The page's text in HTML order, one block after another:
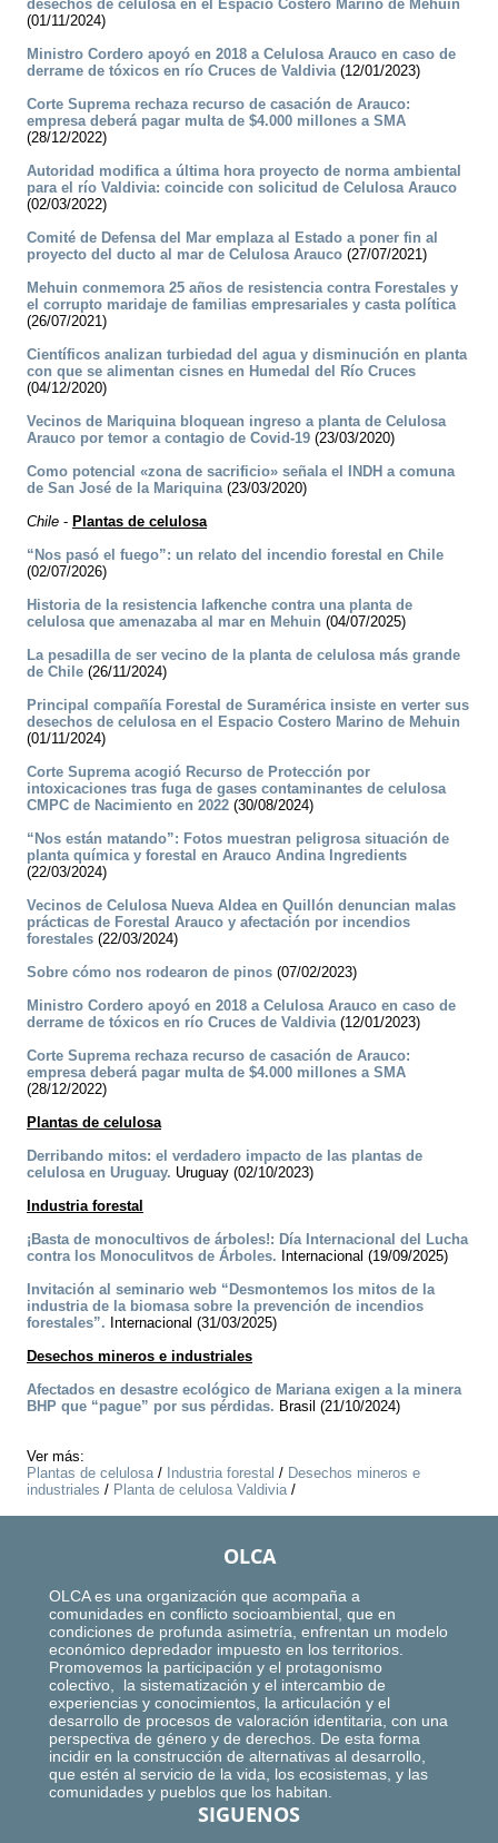
desechos de celulosa en el Espacio Costero Marino de Mehuin
(01/11/2024)
Ministro Cordero apoyó en 2018 a Celulosa Arauco en caso de
derrame de tóxicos en río Cruces de Valdivia(12/01/2023)
Corte Suprema rechaza recurso de casación de Arauco:
empresa deberá pagar multa de $4.000 millones a SMA
(28/12/2022)
Autoridad modifica a última hora proyecto de norma ambiental
para el río Valdivia: coincide con solicitud de Celulosa Arauco
(02/03/2022)
Comité de Defensa del Mar emplaza al Estado a poner fin al
proyecto del ducto al mar de Celulosa Arauco (27/07/2021)
Mehuin conmemora 25 años de resistencia contra Forestales y
el corrupto maridaje de familias empresariales y casta política
(26/07/2021)
Científicos analizan turbiedad del agua y disminución en planta
con que se alimentan cisnes en Humedal del Río Cruces
(04/12/2020)
Vecinos de Mariquina bloquean ingreso a planta de Celulosa
Arauco por temor a contagio de Covid-19 (23/03/2020)
Como potencial «zona de sacrificio» señala el INDH a comuna
de San José de la Mariquina(23/03/2020)
Chile - Plantas de celulosa
“Nos pasó el fuego”: un relato del incendio forestal en Chile
(02/07/2026)
Historia de la resistencia lafkenche contra una planta de
celulosa que amenazaba al mar en Mehuin (04/07/2025)
La pesadilla de ser vecino de la planta de celulosa más grande
de Chile (26/11/2024)
Principal compañía Forestal de Suramérica insiste en verter sus
desechos de celulosa en el Espacio Costero Marino de Mehuin
(01/11/2024)
Corte Suprema acogió Recurso de Protección por
intoxicaciones tras fuga de gases contaminantes de celulosa
CMPC de Nacimiento en 2022 (30/08/2024)
“Nos están matando”: Fotos muestran peligrosa situación de
planta química y forestal en Arauco Andina Ingredients
(22/03/2024)
Vecinos de Celulosa Nueva Aldea en Quillón denuncian malas
prácticas de Forestal Arauco y afectación por incendios
forestales (22/03/2024)
Sobre cómo nos rodearon de pinos (07/02/2023)
Ministro Cordero apoyó en 2018 a Celulosa Arauco en caso de
derrame de tóxicos en río Cruces de Valdivia(12/01/2023)
Corte Suprema rechaza recurso de casación de Arauco:
empresa deberá pagar multa de $4.000 millones a SMA
(28/12/2022)
Plantas de celulosa
Derribando mitos: el verdadero impacto de las plantas de
celulosa en Uruguay. Uruguay (02/10/2023)
Industria forestal
¡Basta de monocultivos de árboles!: Día Internacional del Lucha
contra los Monoculitvos de Árboles. Internacional (19/09/2025)
Invitación al seminario web “Desmontemos los mitos de la
industria de la biomasa sobre la prevención de incendios
forestales”. Internacional (31/03/2025)
Desechos mineros e industriales
Afectados en desastre ecológico de Mariana exigen a la minera
BHP que “pague” por sus pérdidas. Brasil (21/10/2024)
Ver más:
Plantas de celulosa/ Industria forestal / Desechos mineros e
industriales / Planta de celulosa Valdivia/
OLCA
OLCA es una organización que acompaña a
comunidades en conflicto socioambiental, que en
condiciones de profunda asimetría, enfrentan un modelo
económico depredador impuesto en los territorios.
Promovemos la participación y el protagonismo
colectivo, la sistematización y el intercambio de
experiencias y conocimientos, la articulación y el
desarrollo de procesos de valoración identitaria, con una
perspectiva de género y de derechos. De esta forma
incidir en la construcción de alternativas al desarrollo,
que estén al servicio de la vida, los ecosistemas, y las
comunidades y pueblos que los habitan.
SIGUENOS